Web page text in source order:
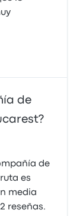
de
de
es
media
reseñas.